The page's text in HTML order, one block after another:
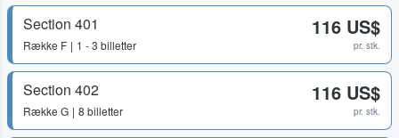
Section 401
Række F 1 - 3 billetter
116 US$
pr. stk.
Section 402
Række G 8 billetter
116 US$
pr. stk.